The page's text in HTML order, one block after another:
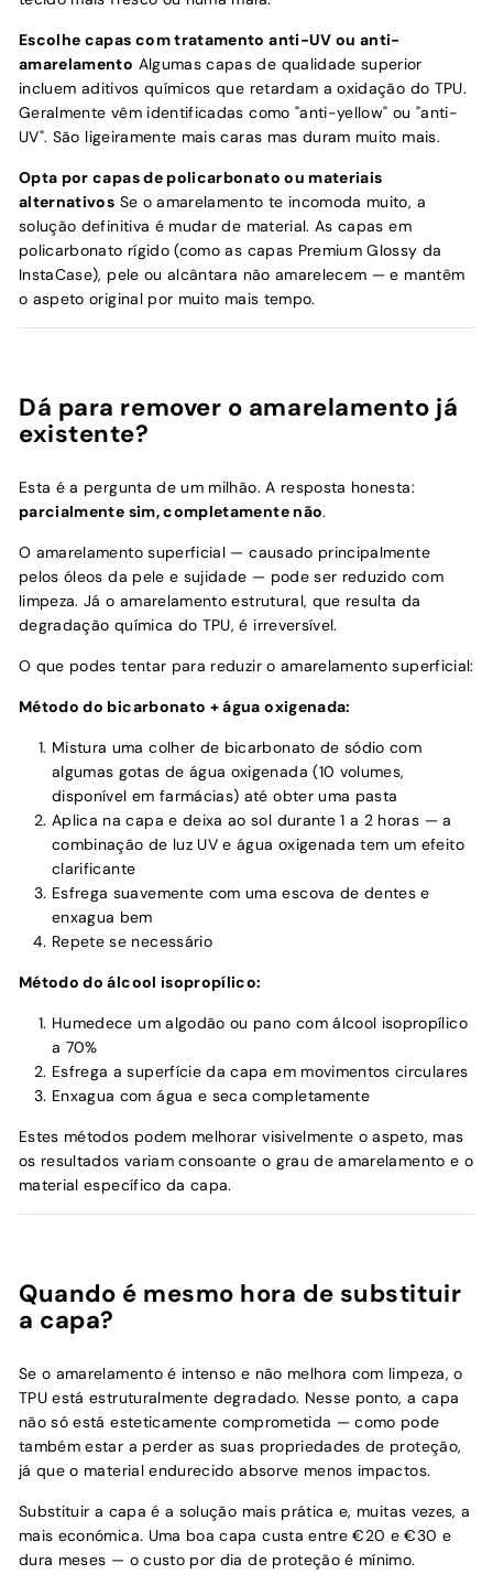
Escolhe capas com tratamento anti-UV ou anti-
amarelamento Algumas capas de qualidade superior
incluem aditivos químicos que retardam a oxidação do TPU.
Geralmente vêm identificadas como "anti-yellow" ou "anti-
UV". São ligeiramente mais caras mas duram muito mais.
Opta por capas de policarbonato ou materiais
alternativos Se o amarelamento te incomoda muito, a
solução definitiva é mudar de material. As capas em
policarbonato rígido (como as capas Premium Glossy da
InstaCase), pele ou alcântara não amarelecem — e mantêm
o aspeto original por muito mais tempo.
Dá para remover o amarelamento já
existente?
Esta é a pergunta de um milhão. A resposta honesta:
parcialmente sim, completamente não.
O amarelamento superficial — causado principalmente
pelos óleos da pele e sujidade — pode ser reduzido com
limpeza. Já o amarelamento estrutural, que resulta da
degradação química do TPU, é irreversível.
O que podes tentar para reduzir o amarelamento superficial:
Método do bicarbonato + água oxigenada:
Mistura uma colher de bicarbonato de sódio com
algumas gotas de água oxigenada (10 volumes,
disponível em farmácias) até obter uma pasta
Aplica na capa e deixa ao sol durante 1 a 2 horas — a
combinação de luz UV e água oxigenada tem um efeito
clarificante
Esfrega suavemente com uma escova de dentes e
enxagua bem
Repete se necessário
Método do álcool isopropílico:
Humedece um algodão ou pano com álcool isopropílico
a 70%
Esfrega a superfície da capa em movimentos circulares
Enxagua com água e seca completamente
Estes métodos podem melhorar visivelmente o aspeto, mas
os resultados variam consoante o grau de amarelamento e o
material específico da capa.
Quando é mesmo hora de substituir
a capa?
Se o amarelamento é intenso e não melhora com limpeza, o
TPU está estruturalmente degradado. Nesse ponto, a capa
não só está esteticamente comprometida — como pode
também estar a perder as suas propriedades de proteção,
já que o material endurecido absorve menos impactos.
Substituir a capa é a solução mais prática e, muitas vezes, a
mais económica. Uma boa capa custa entre €20 e €30 e
dura meses — o custo por dia de proteção é mínimo.